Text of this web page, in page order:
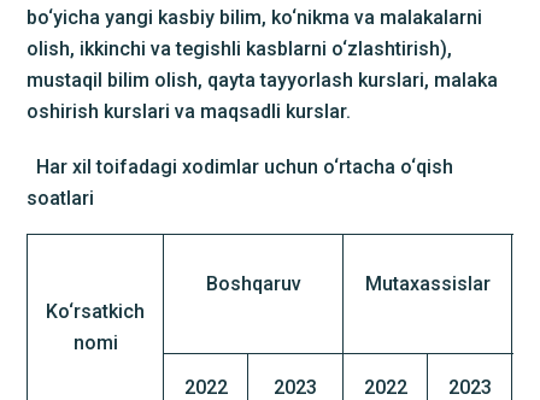
bo‘yicha yangi kasbiy bilim, ko‘nikma va malakalarni
olish, ikkinchi va tegishli kasblarni o‘zlashtirish),
mustaqil bilim olish, qayta tayyorlash kurslari, malaka
oshirish kurslari va maqsadli kurslar.
Har xil toifadagi xodimlar uchun o‘rtacha o‘qish
soatlari
Ko‘rsatkich
nomi
Boshqaruv Mutaxassislar
2022 2023 2022 2023